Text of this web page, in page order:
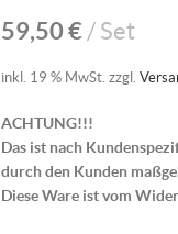
59,50€ Set
inkl. 19 % MwSt. zzgl.
ACHTUNG!!!
Das ist nach
durch den Kunden
Diese Ware ist vom